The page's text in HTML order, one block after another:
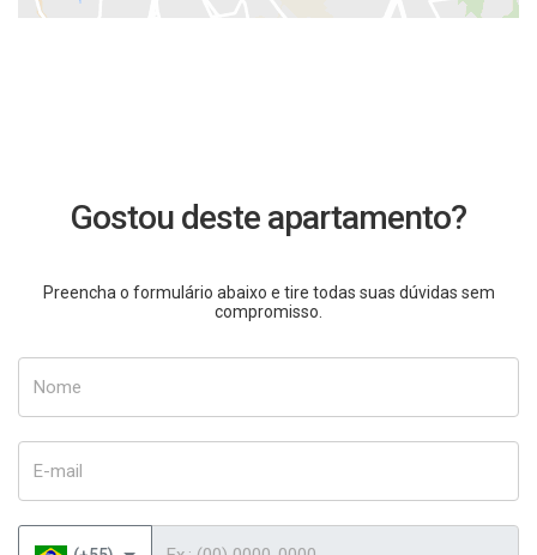
Gostou deste apartamento?
Preencha o formulário abaixo e tire todas suas dúvidas sem
compromisso.